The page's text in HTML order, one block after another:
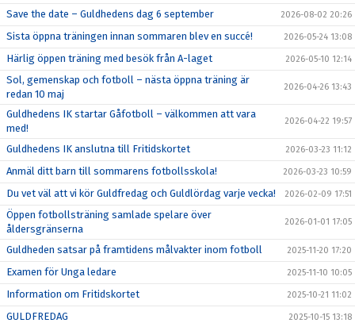
Save the date – Guldhedens dag 6 september 2026-08-02 20:26
Sista öppna träningen innan sommaren blev en succé! 2026-05-24 13:08
Härlig öppen träning med besök från A-laget 2026-05-10 12:14
Sol, gemenskap och fotboll – nästa öppna träning är
redan 10 maj
2026-04-26 13:43
Guldhedens IK startar Gåfotboll – välkommen att vara
med!
2026-04-22 19:57
Guldhedens IK anslutna till Fritidskortet 2026-03-23 11:12
Anmäl ditt barn till sommarens fotbollsskola! 2026-03-23 10:59
Du vet väl att vi kör Guldfredag och Guldlördag varje vecka! 2026-02-09 17:51
Öppen fotbollsträning samlade spelare över
åldersgränserna
2026-01-01 17:05
Guldheden satsar på framtidens målvakter inom fotboll 2025-11-20 17:20
Examen för Unga ledare 2025-11-10 10:05
Information om Fritidskortet 2025-10-21 11:02
GULDFREDAG 2025-10-15 13:18